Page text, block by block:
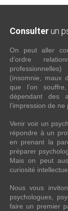
Consulter un
On peut aller
d’ordre
(insomnie, maux
que l’on
dépendant des
l’impression de
Venir voir un
répondre à un
en prenant la
préparer
Mais on peut
curiosité
Nous vous
psychologues,
faire un premier